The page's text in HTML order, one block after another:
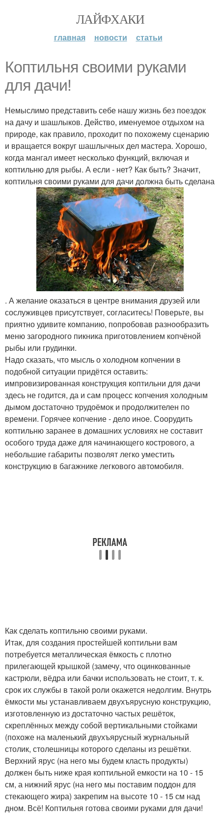
ЛАЙФХАКИ
главная новости статьи
Коптильня своими руками
для дачи!
Немыслимо представить себе нашу жизнь без поездок
на дачу и шашлыков. Действо, именуемое отдыхом на
природе, как правило, проходит по похожему сценарию
и вращается вокруг шашлычных дел мастера. Хорошо,
когда мангал имеет несколько функций, включая и
коптильню для рыбы. А если - нет? Как быть? Значит,
коптильня своими руками для дачи должна быть сделана
. А желание оказаться в центре внимания друзей или
сослуживцев присутствует, согласитесь! Поверьте, вы
приятно удивите компанию, попробовав разнообразить
меню загородного пикника приготовлением копчёной
рыбы или грудинки.
Надо сказать, что мысль о холодном копчении в
подобной ситуации придётся оставить:
импровизированная конструкция коптильни для дачи
здесь не годится, да и сам процесс копчения холодным
дымом достаточно трудоёмок и продолжителен по
времени. Горячее копчение - дело иное. Соорудить
коптильню заранее в домашних условиях не составит
особого труда даже для начинающего кострового, а
небольшие габариты позволят легко уместить
конструкцию в багажнике легкового автомобиля.
Как сделать коптильню своими руками.
Итак, для создания простейшей коптильни вам
потребуется металлическая ёмкость с плотно
прилегающей крышкой (замечу, что оцинкованные
кастрюли, вёдра или бачки использовать не стоит, т. к.
срок их службы в такой роли окажется недолгим. Внутрь
ёмкости мы устанавливаем двухъярусную конструкцию,
изготовленную из достаточно частых решёток,
скреплённых между собой вертикальными стойками
(похоже на маленький двухъярусный журнальный
столик, столешницы которого сделаны из решётки.
Верхний ярус (на него мы будем класть продукты)
должен быть ниже края коптильной емкости на 10 - 15
см, а нижний ярус (на него мы поставим поддон для
стекающего жира) закрепим на высоте 10 - 15 см над
дном. Всё! Коптильня готова своими руками для дачи!